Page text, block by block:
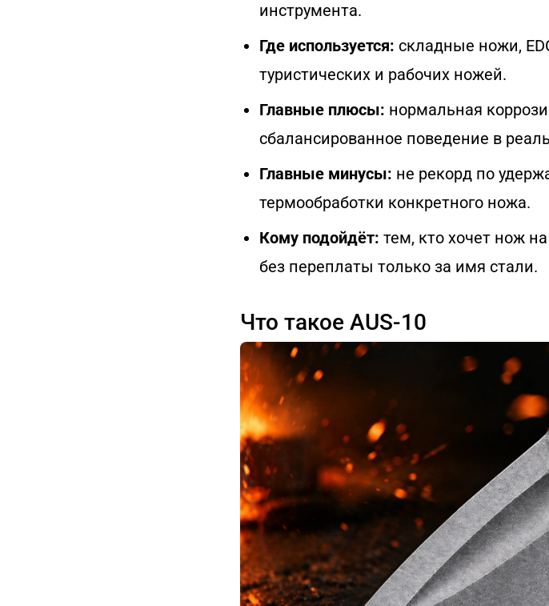
инструмента.
Где используется: складные ножи,
туристических и рабочих ножей.
Главные плюсы: нормальная
сбалансированное поведение в
Главные минусы: не рекорд по
термообработки конкретного ножа.
Кому подойдёт: тем, кто хочет нож
без переплаты только за имя стали.
Что такое AUS-10